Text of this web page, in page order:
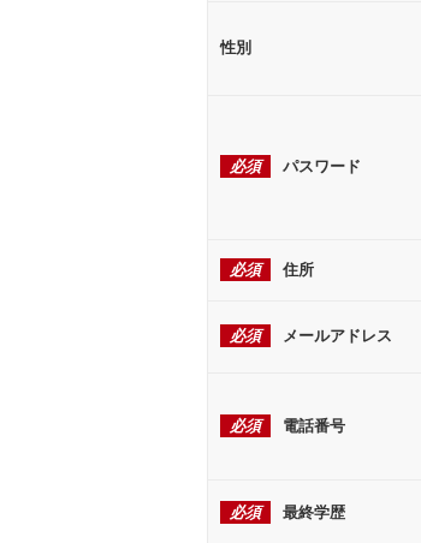
性別
必須 パスワード
必須 住所
必須 メールアドレス
必須 電話番号
必須 最終学歴